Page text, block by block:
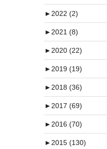
►2022 (2)
►2021 (8)
►2020 (22)
►2019 (19)
►2018 (36)
►2017 (69)
►2016 (70)
►2015 (130)